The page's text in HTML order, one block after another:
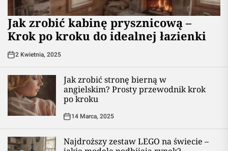
Jak zrobić kabinę prysznicową –
Krok po kroku do idealnej łazienki
2 Kwietnia, 2025
Jak zrobić stronę bierną w
angielskim? Prosty przewodnik krok
po kroku
14 Marca, 2025
Najdroższy zestaw LEGO na świecie –